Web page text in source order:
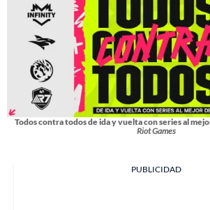
Todos contra todos de ida y vuelta con series al
Riot Games
PUBLICIDAD